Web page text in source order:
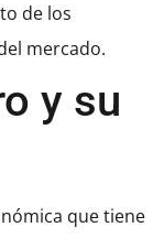
de los
mercado.
y su
que tiene